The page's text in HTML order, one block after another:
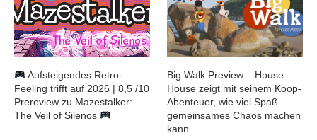
Aufsteigendes Retro-
Feeling trifft auf 2026 | 8,5 /10
Prereview zu Mazestalker:
The Veil of Silenos
Big Walk Preview – House
House zeigt mit seinem Koop-
Abenteuer, wie viel Spaß
gemeinsames Chaos machen
kann